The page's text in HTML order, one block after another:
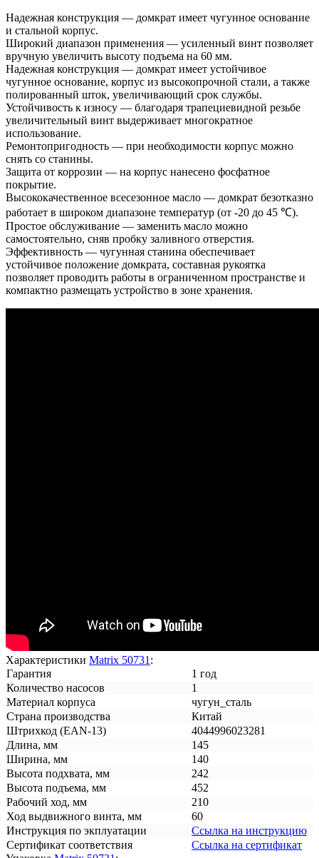
Надежная конструкция — домкрат имеет чугунное основание
и стальной корпус.
Широкий диапазон применения — усиленный винт позволяет
вручную увеличить высоту подъема на 60 мм.
Надежная конструкция — домкрат имеет устойчивое
чугунное основание, корпус из высокопрочной стали, а также
полированный шток, увеличивающий срок службы.
Устойчивость к износу — благодаря трапециевидной резьбе
увеличительный винт выдерживает многократное
использование.
Ремонтопригодность — при необходимости корпус можно
снять со станины.
Защита от коррозии — на корпус нанесено фосфатное
покрытие.
Высококачественное всесезонное масло — домкрат безотказно
работает в широком диапазоне температур (от -20 до 45 ℃).
Простое обслуживание — заменить масло можно
самостоятельно, сняв пробку заливного отверстия.
Эффективность — чугунная станина обеспечивает
устойчивое положение домкрата, составная рукоятка
позволяет проводить работы в ограниченном пространстве и
компактно размещать устройство в зоне хранения.
Характеристики Matrix 50731 :
Гарантия
1 год
Количество насосов
1
Материал корпуса
чугун_сталь
Страна производства
Китай
Штрихкод (EAN-13)
4044996023281
Длина, мм
145
Ширина, мм
140
Высота подхвата, мм
242
Высота подъема, мм
452
Рабочий ход, мм
210
Ход выдвижного винта, мм
60
Инструкция по экплуатации
Ссылка на инструкцию
Сертификат соответствия
Ссылка на сертификат